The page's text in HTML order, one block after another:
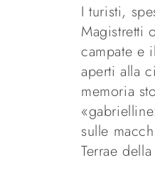
I turisti,
Magistretti
campate e
aperti alla
memoria
sulle
Terrae